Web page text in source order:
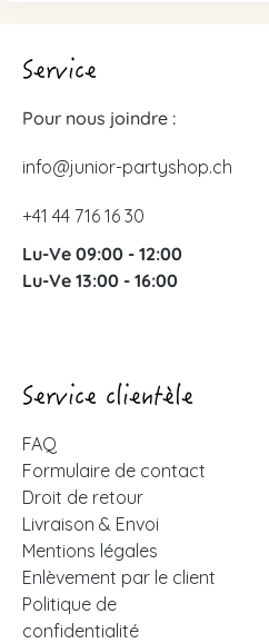
Service
Pour nous joindre :
info@junior-partyshop.ch
+41 44 716 16 30
Lu-Ve 09:00 - 12:00
Lu-Ve 13:00 - 16:00
Service clientèle
FAQ
Formulaire de contact
Droit de retour
Livraison & Envoi
Mentions légales
Enlèvement par le client
Politique de
confidentialité